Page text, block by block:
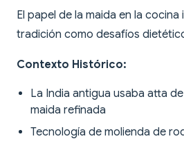
El papel de la maida en la
tradición como desafíos
Contexto Histórico:
La India antigua usaba atta
maida refinada
Tecnología de molienda de